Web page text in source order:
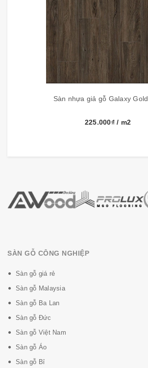
Màu sắc và hoa văn trên sàn nhựa
khách hàng liên tưởng như đang lạc
sồi trắng Bắc Âu, Vân một loại gỗ
Với kích thước Dài 950mm x rộng​
không gian rộng rãi thông thoáng khu
không bị phai màu hay biến dạng.
Sàn nhựa, thích ứng cho không gian
Sàn nhựa giả gỗ Galaxy
225.000₫/ m2
SÀN GỖ CÔNG NGHIỆP
Sàn gỗ giá rẻ
Sàn gỗ Malaysia
Sàn gỗ Ba Lan
Sàn gỗ Đức
Sàn gỗ Việt Nam
Sàn gỗ Áo
Sàn gỗ Bỉ